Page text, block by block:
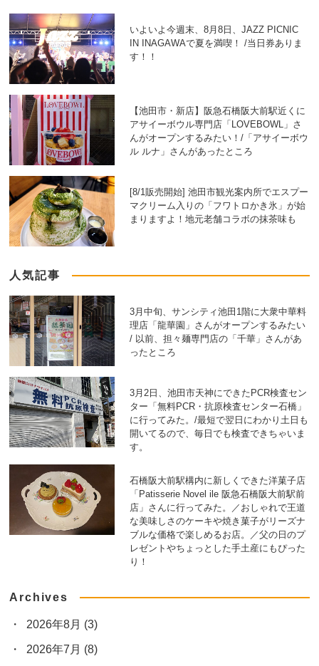
いよいよ今週末、8月8日、JAZZ PICNIC
IN INAGAWAで夏を満喫！ /当日券ありま
す！！
【池田市・新店】阪急石橋阪大前駅近くに
アサイーボウル専門店「LOVEBOWL」さ
んがオープンするみたい！/「アサイーボウ
ル ルナ」さんがあったところ
[8/1販売開始] 池田市観光案内所でエスプー
マクリーム入りの「フワトロかき氷」が始
まりますよ！地元老舗コラボの抹茶味も
人気記事
3月中旬、サンシティ池田1階に大衆中華料
理店「龍華園」さんがオープンするみたい
/ 以前、担々麺専門店の「千華」さんがあ
ったところ
3月2日、池田市天神にできたPCR検査セン
ター「無料PCR・抗原検査センター石橋」
に行ってみた。/最短で翌日にわかり土日も
開いてるので、毎日でも検査できちゃいま
す。
石橋阪大前駅構内に新しくできた洋菓子店
「Patisserie Novel ile 阪急石橋阪大前駅前
店」さんに行ってみた。／おしゃれで王道
な美味しさのケーキや焼き菓子がリーズナ
ブルな価格で楽しめるお店。／父の日のプ
レゼントやちょっとした手土産にもぴった
り！
Archives
2026年8月 (3)
2026年7月 (8)